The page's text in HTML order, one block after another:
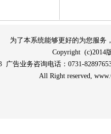
为了本系统能够更好的为您服务
Copyright (c)2014
广告业务咨询电话：0731-
All Right reserved,